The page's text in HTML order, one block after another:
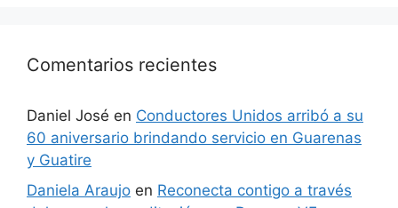
Comentarios recientes
Daniel José en Conductores Unidos arribó a su
60 aniversario brindando servicio en Guarenas
y Guatire
Daniela Araujo en Reconecta contigo a través